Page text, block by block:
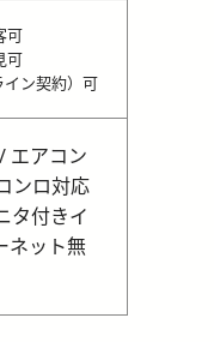
可
可
イン契約）可
エアコン
ンロ対応
タ付きイ
ネット無